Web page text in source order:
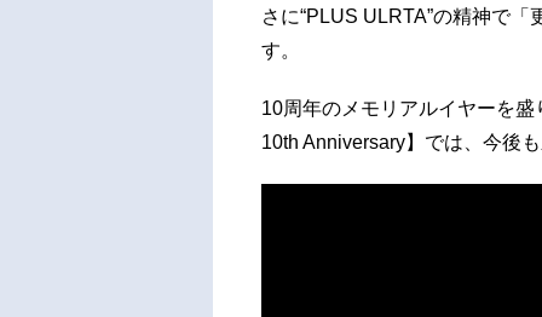
さに“PLUS ULRTA”の精神で
す。
10周年のメモリアルイヤーを
10th Anniversary】では、今後